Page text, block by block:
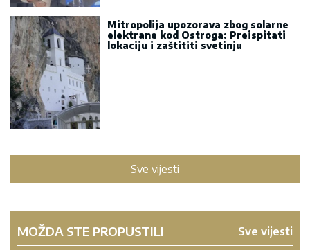
Mitropolija upozorava zbog solarne
elektrane kod Ostroga: Preispitati
lokaciju i zaštititi svetinju
Sve vijesti
MOŽDA STE PROPUSTILI Sve vijesti